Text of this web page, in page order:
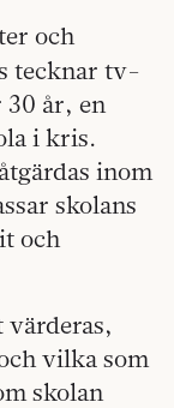
och
tecknar tv-
30 år, en
i kris.
inom
skolans
och
vilka som
skolan